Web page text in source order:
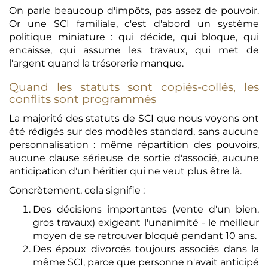
On parle beaucoup d'impôts, pas assez de pouvoir.
Or une SCI familiale, c'est d'abord un système
politique miniature : qui décide, qui bloque, qui
encaisse, qui assume les travaux, qui met de
l'argent quand la trésorerie manque.
Quand les statuts sont copiés-collés, les
conflits sont programmés
La majorité des statuts de SCI que nous voyons ont
été rédigés sur des modèles standard, sans aucune
personnalisation : même répartition des pouvoirs,
aucune clause sérieuse de sortie d'associé, aucune
anticipation d'un héritier qui ne veut plus être là.
Concrètement, cela signifie :
Des décisions importantes (vente d'un bien,
gros travaux) exigeant l'unanimité - le meilleur
moyen de se retrouver bloqué pendant 10 ans.
Des époux divorcés toujours associés dans la
même SCI, parce que personne n'avait anticipé